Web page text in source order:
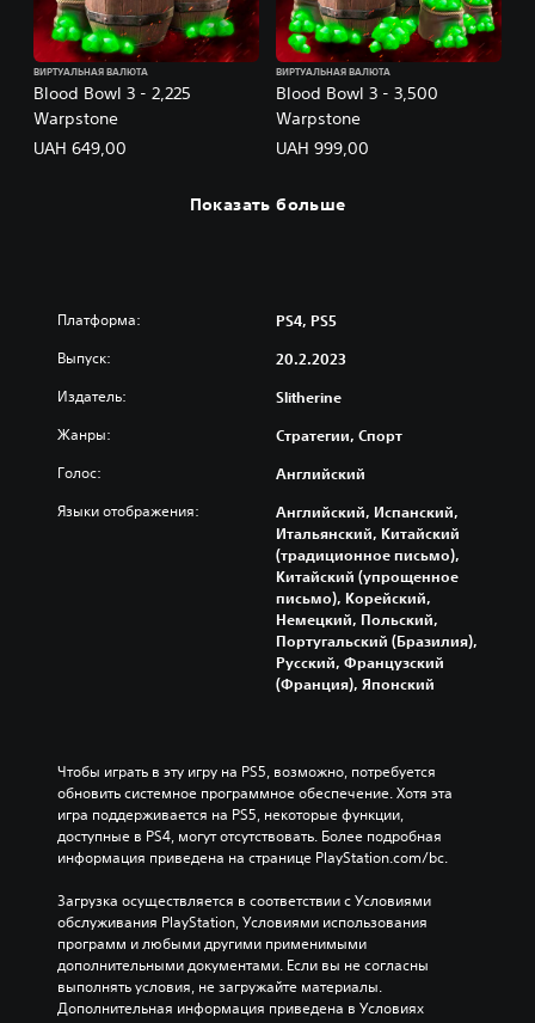
Blood Bowl 3 - 2,225
Warpstone
ВИРТУАЛЬНАЯ ВАЛЮТА
UAH 649,00
Blood Bowl 3 - 3,500
Warpstone
ВИРТУАЛЬНАЯ ВАЛЮТА
UAH 999,00
Показать больше
Платформа: PS4, PS5
Выпуск: 20.2.2023
Издатель: Slitherine
Жанры: Стратегии, Спорт
Голос: Английский
Языки отображения:
Английский, Испанский,
Итальянский, Китайский
(традиционное письмо),
Китайский (упрощенное
письмо), Корейский,
Немецкий, Польский,
Португальский (Бразилия),
Русский, Французский
(Франция), Японский
Чтобы играть в эту игру на PS5, возможно, потребуется
обновить системное программное обеспечение. Хотя эта
игра поддерживается на PS5, некоторые функции,
доступные в PS4, могут отсутствовать. Более подробная
информация приведена на странице PlayStation.com/bc.
Загрузка осуществляется в соответствии с Условиями
обслуживания PlayStation, Условиями использования
программ и любыми другими применимыми
дополнительными документами. Если вы не согласны
выполнять условия, не загружайте материалы.
Дополнительная информация приведена в Условиях